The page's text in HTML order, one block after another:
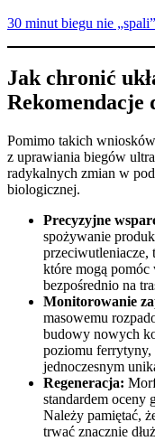
30 minut biegu nie
Jak chronić
Rekomendacje
Pomimo takich
z uprawiania biegów
radykalnych zmian w
biologicznej.
Precyzyjne
spożywanie
które mogą
bezpośrednio na
Monitorowanie
masowemu
budowy nowych
poziomu ferrytyny,
jednoczesnym
Regeneracja:
standardem oceny
Należy pamiętać,
trwać znacznie